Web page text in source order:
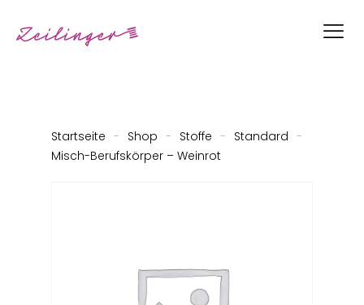
Startseite - Shop - Stoffe - Standard -
Misch-Berufskörper – Weinrot